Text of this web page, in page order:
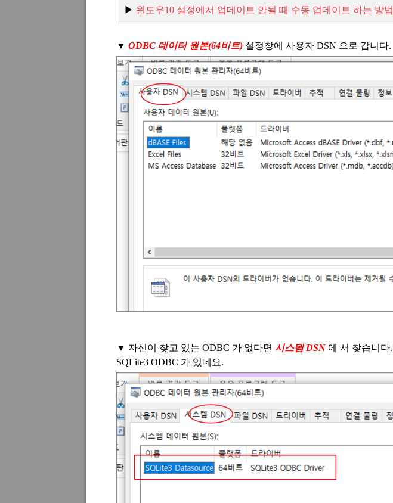
▶ 윈 도우10 설정에서 업데이트 안될 때 수동 업데이트 하는 방법
▼ ODBC 데이터 원본(64비트) 설정창에 사용자 DSN 으로 갑니다.
▼ 자신이 찾고 있는 ODBC 가 없다면 시스템DSN 에 서 찾습니다.
SQLite3 ODBC 가 있네요.